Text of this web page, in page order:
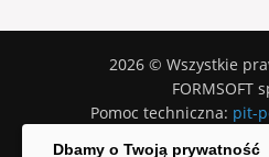
2026 © Wszystkie
FORMSOFT
Pomoc techniczna: pit-
Dbamy o Twoją prywatność